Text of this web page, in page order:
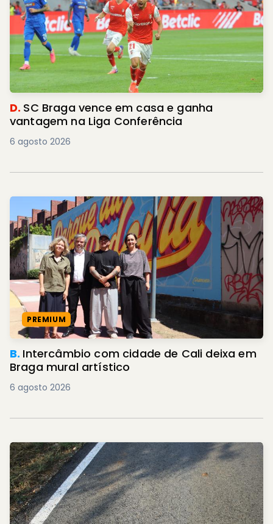
D. SC Braga vence em casa e ganha
vantagem na Liga Conferência
6 agosto 2026
PREMIUM
B. Intercâmbio com cidade de Cali deixa em
Braga mural artístico
6 agosto 2026